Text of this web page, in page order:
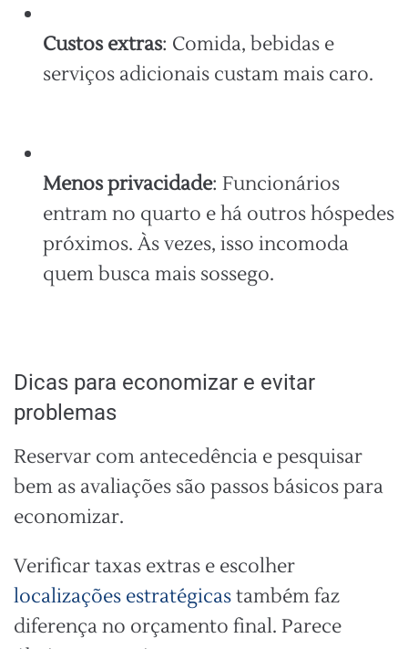
Custos extras: Comida, bebidas e
serviços adicionais custam mais caro.
Menos privacidade: Funcionários
entram no quarto e há outros hóspedes
próximos. Às vezes, isso incomoda
quem busca mais sossego.
Dicas para economizar e evitar
problemas
Reservar com antecedência e pesquisar
bem as avaliações são passos básicos para
economizar.
Verificar taxas extras e escolher
localizações estratégicastambém faz
diferença no orçamento final. Parece